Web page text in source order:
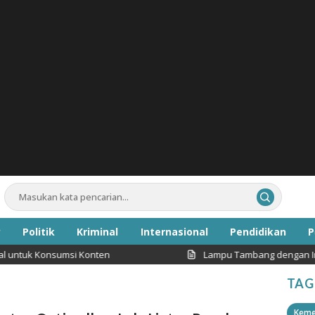
Politik Kriminal Internasional Pendidikan
Konsumsi Konten Lampu Tambang dengan
TAG